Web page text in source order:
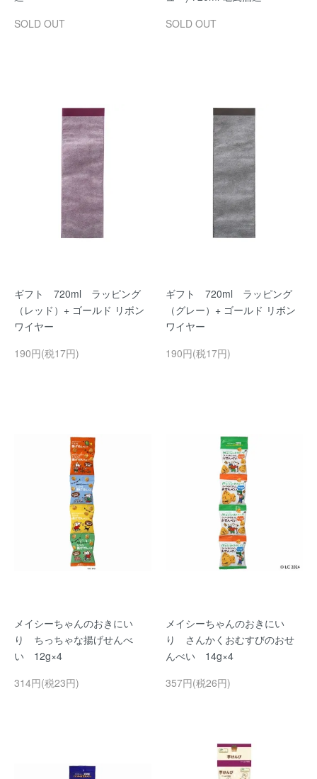
SOLD OUT
SOLD OUT
ギフト 720ml ラッピング
（レッド）+ ゴールド リボン
ワイヤー
190円(税17円)
ギフト 720ml ラッピング
（グレー）+ ゴールド リボン
ワイヤー
190円(税17円)
メイシーちゃんのおきにい
り ちっちゃな揚げせんべ
い 12g×4
314円(税23円)
メイシーちゃんのおきにい
り さんかくおむすびのおせ
んべい 14g×4
357円(税26円)